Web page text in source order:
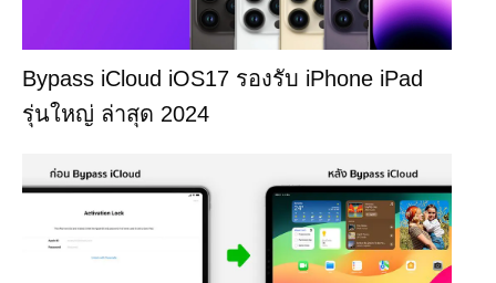
Bypass iCloud iOS17 รองรับ iPhone iPad
รุ่นใหญ่ ล่าสุด 2024